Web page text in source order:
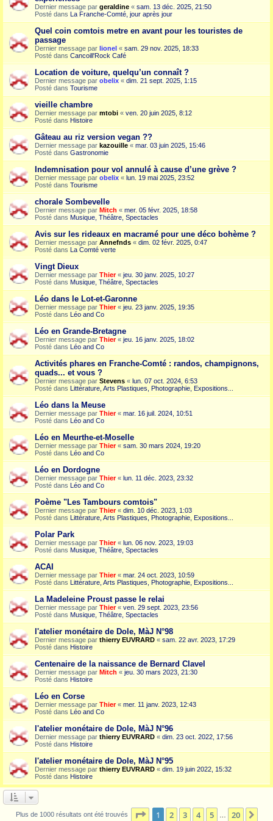
Dernier message par geraldine « sam. 13 déc. 2025, 21:50
Posté dans La Franche-Comté, jour après jour
Quel coin comtois metre en avant pour les touristes de
passage
Dernier message par lionel « sam. 29 nov. 2025, 18:33
Posté dans Cancoill'Rock Café
Location de voiture, quelqu’un connaît ?
Dernier message par obelix « dim. 21 sept. 2025, 1:15
Posté dans Tourisme
vieille chambre
Dernier message par mtobi « ven. 20 juin 2025, 8:12
Posté dans Histoire
Gâteau au riz version vegan ??
Dernier message par kazouille « mar. 03 juin 2025, 15:46
Posté dans Gastronomie
Indemnisation pour vol annulé à cause d’une grève ?
Dernier message par obelix « lun. 19 mai 2025, 23:52
Posté dans Tourisme
chorale Sombevelle
Dernier message par Mitch « mer. 05 févr. 2025, 18:58
Posté dans Musique, Théâtre, Spectacles
Avis sur les rideaux en macramé pour une déco bohème ?
Dernier message par Annefnds « dim. 02 févr. 2025, 0:47
Posté dans La Comté verte
Vingt Dieux
Dernier message par Thier« jeu. 30 janv. 2025, 10:27
Posté dans Musique, Théâtre, Spectacles
Léo dans le Lot-et-Garonne
Dernier message par Thier« jeu. 23 janv. 2025, 19:35
Posté dans Léo and Co
Léo en Grande-Bretagne
Dernier message par Thier« jeu. 16 janv. 2025, 18:02
Posté dans Léo and Co
Activités phares en Franche-Comté : randos, champignons,
quads... et vous ?
Dernier message par Stevens « lun. 07 oct. 2024, 6:53
Posté dans Littérature, Arts Plastiques, Photographie, Expositions...
Léo dans la Meuse
Dernier message par Thier« mar. 16 juil. 2024, 10:51
Posté dans Léo and Co
Léo en Meurthe-et-Moselle
Dernier message par Thier« sam. 30 mars 2024, 19:20
Posté dans Léo and Co
Léo en Dordogne
Dernier message par Thier« lun. 11 déc. 2023, 23:32
Posté dans Léo and Co
Poème "Les Tambours comtois"
Dernier message par Thier« dim. 10 déc. 2023, 1:03
Posté dans Littérature, Arts Plastiques, Photographie, Expositions...
Polar Park
Dernier message par Thier« lun. 06 nov. 2023, 19:03
Posté dans Musique, Théâtre, Spectacles
ACAI
Dernier message par Thier« mar. 24 oct. 2023, 10:59
Posté dans Littérature, Arts Plastiques, Photographie, Expositions...
La Madeleine Proust passe le relai
Dernier message par Thier« ven. 29 sept. 2023, 23:56
Posté dans Musique, Théâtre, Spectacles
l'atelier monétaire de Dole, MàJ N°98
Dernier message par thierry EUVRARD « sam. 22 avr. 2023, 17:29
Posté dans Histoire
Centenaire de la naissance de Bernard Clavel
Dernier message par Mitch « jeu. 30 mars 2023, 21:30
Posté dans Histoire
Léo en Corse
Dernier message par Thier« mer. 11 janv. 2023, 12:43
Posté dans Léo and Co
l'atelier monétaire de Dole, MàJ N°96
Dernier message par thierry EUVRARD « dim. 23 oct. 2022, 17:56
Posté dans Histoire
l'atelier monétaire de Dole, MàJ N°95
Dernier message par thierry EUVRARD « dim. 19 juin 2022, 15:32
Posté dans Histoire
Plus de 1000 résultats ont été trouvés Page 1sur20
1 2 3 4 5 20